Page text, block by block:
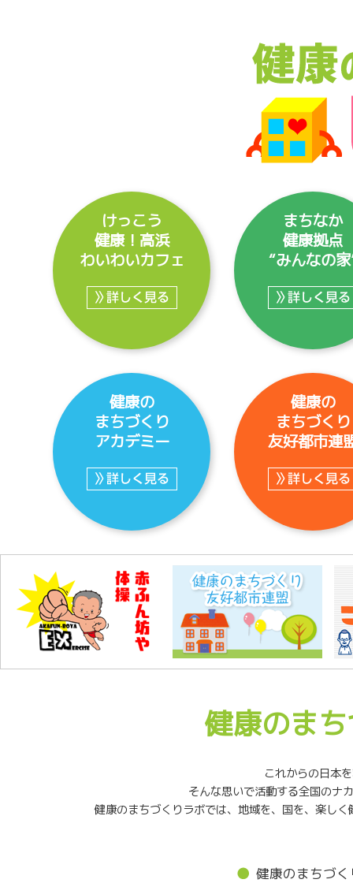
けっこう
健康！高浜
わいわいカフェ
まちなか
健康拠点
“みんなの家
健康の
まちづくり
アカデミー
健康の
まちづくり
友好都市連
健康のま
これからの日本
そんな思いで活動する全国のナ
健康のまちづくりラボでは、地域を、国を、楽し
健康のまちづ